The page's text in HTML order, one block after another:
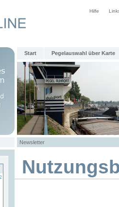
Hilfe
Start Pegelauswahl über Karte
Newsletter